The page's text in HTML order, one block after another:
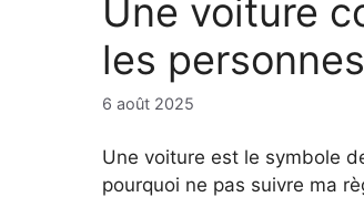
Une voiture
les
6 août 2025
Une voiture est le symbole
pourquoi ne pas suivre ma